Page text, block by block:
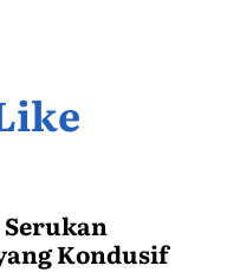
Serukan
Kondusif